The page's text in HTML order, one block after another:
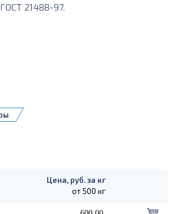
21488-97.
Цена, руб. за кг
от 500 кг